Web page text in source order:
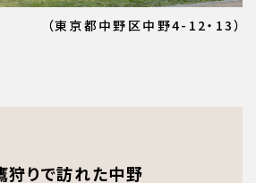
（東京都中野区中野4-12・13）
狩りで訪れた中野